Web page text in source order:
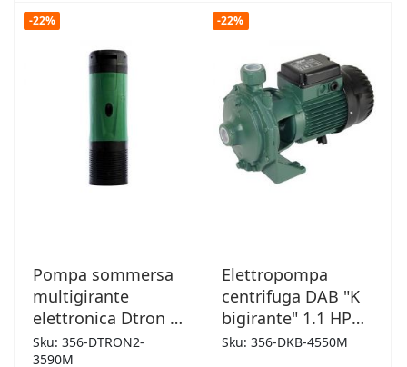
-22%
Pompa sommersa
multigirante
elettronica Dtron 2
0.52 HP 0,7kW
Sku: 356-DTRON2-
3590M
-22%
Elettropompa
centrifuga DAB "K
bigirante" 1.1 HP
1,5kW
Sku: 356-DKB-4550M